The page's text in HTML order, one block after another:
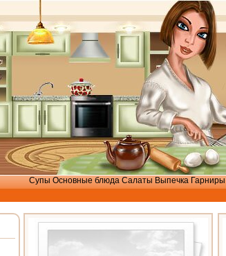
Супы Основные блюда Салаты Выпечка Гарниры